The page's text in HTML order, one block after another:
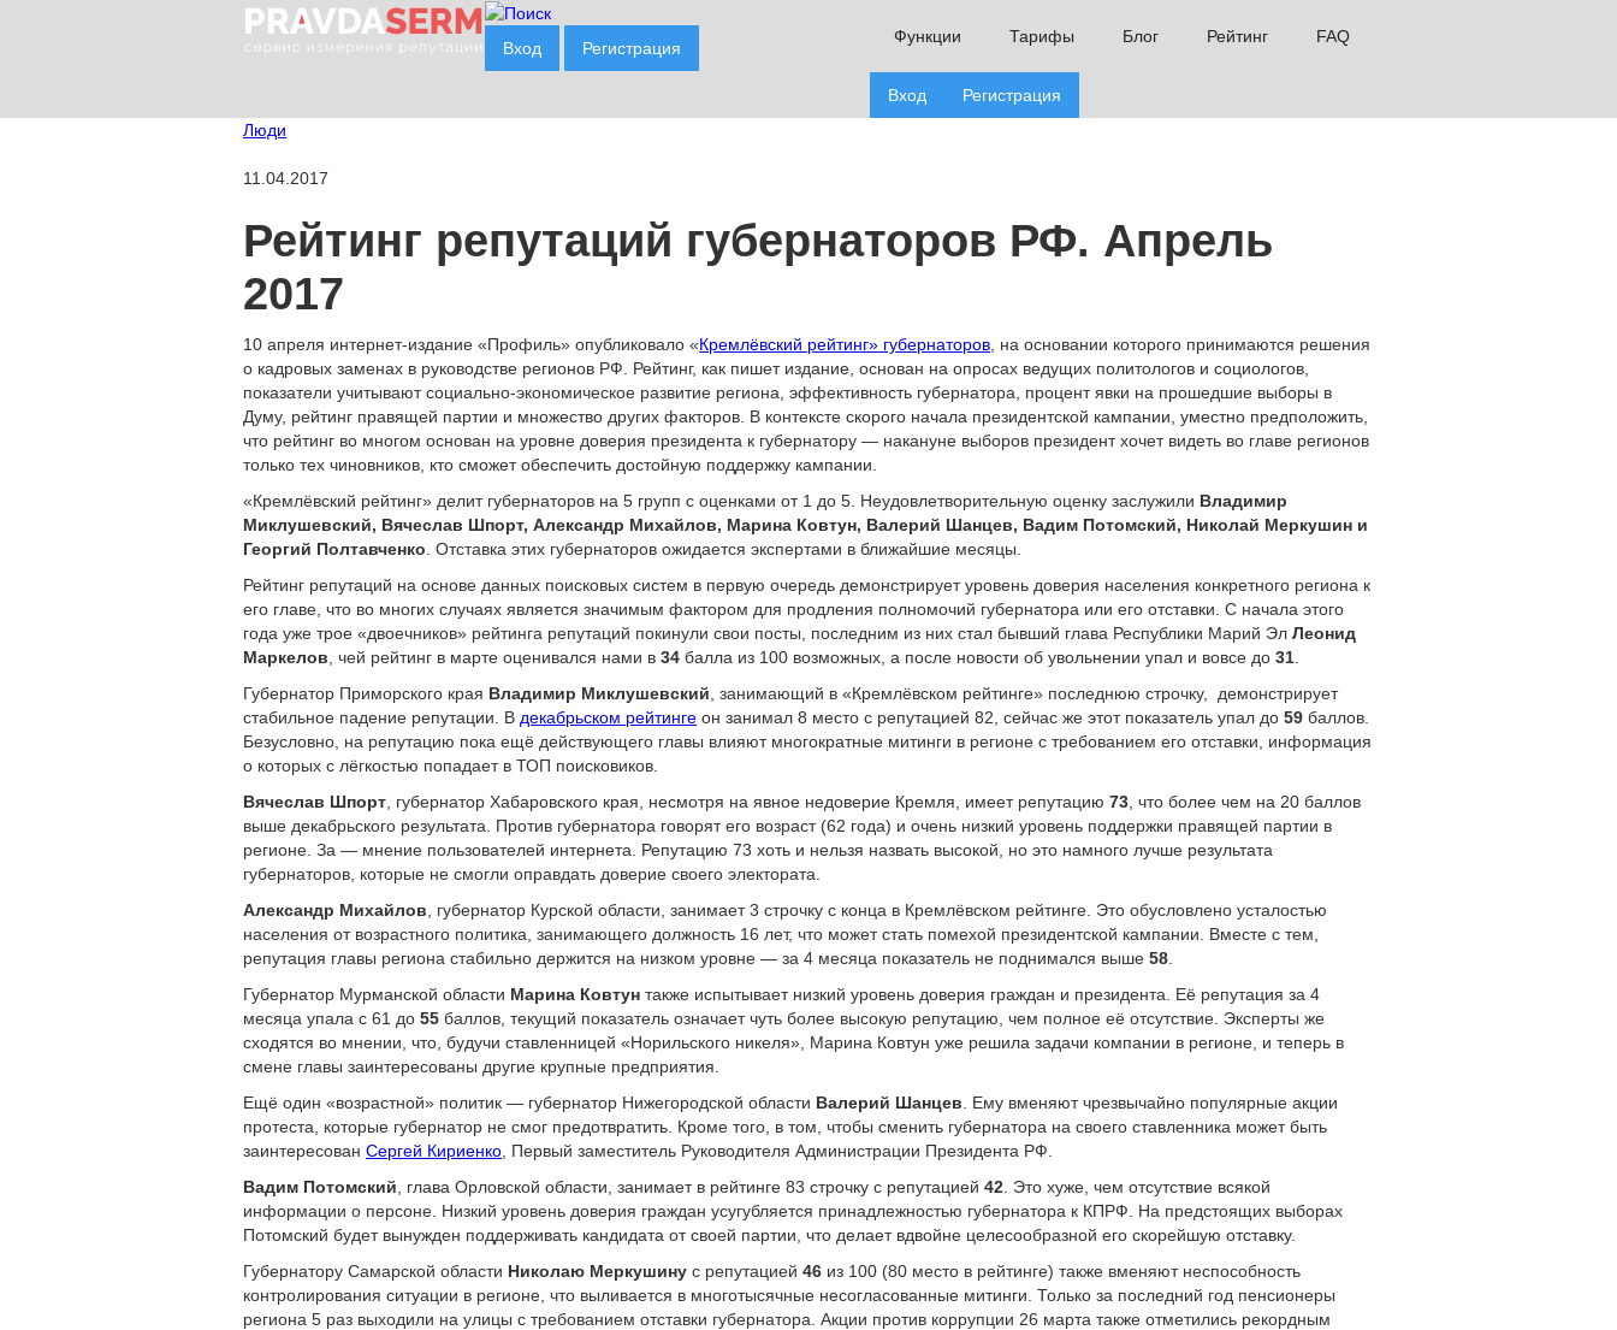
Функции Тарифы Блог Рейтинг FAQ
Вход Регистрация
Вход Регистрация
Люди
11.04.2017
Рейтинг репутаций губернаторов РФ. Апрель
2017
10 апреля интернет-издание «Профиль» опубликовало «Кремлёвский рейтинг» губернаторов , на основании которого принимаются решения
о кадровых заменах в руководстве регионов РФ. Рейтинг, как пишет издание, основан на опросах ведущих политологов и социологов,
показатели учитывают социально-экономическое развитие региона, эффективность губернатора, процент явки на прошедшие выборы в
Думу, рейтинг правящей партии и множество других факторов. В контексте скорого начала президентской кампании, уместно предположить,
что рейтинг во многом основан на уровне доверия президента к губернатору — накануне выборов президент хочет видеть во главе регионов
только тех чиновников, кто сможет обеспечить достойную поддержку кампании.
«Кремлёвский рейтинг» делит губернаторов на 5 групп с оценками от 1 до 5. Неудовлетворительную оценку заслужили Владимир
Миклушевский, Вячеслав Шпорт, Александр Михайлов, Марина Ковтун, Валерий Шанцев, Вадим Потомский, Николай Меркушин и
Георгий Полтавченко . Отставка этих губернаторов ожидается экспертами в ближайшие месяцы.
Рейтинг репутаций на основе данных поисковых систем в первую очередь демонстрирует уровень доверия населения конкретного региона к
его главе, что во многих случаях является значимым фактором для продления полномочий губернатора или его отставки. С начала этого
года уже трое «двоечников» рейтинга репутаций покинули свои посты, последним из них стал бывший глава Республики Марий Эл Леонид
Маркелов , чей рейтинг в марте оценивался нами в 34 балла из 100 возможных, а после новости об увольнении упал и вовсе до 31
Губернатор Приморского края Владимир Миклушевский , занимающий в «Кремлёвском рейтинге» последнюю строчку, демонстрирует
стабильное падение репутации. В декабрьском рейтинге он занимал 8 место с репутацией 82, сейчас же этот показатель упал до 59 баллов.
Безусловно, на репутацию пока ещё действующего главы влияют многократные митинги в регионе с требованием его отставки, информация
о которых с лёгкостью попадает в ТОП поисковиков.
Вячеслав Шпорт , губернатор Хабаровского края, несмотря на явное недоверие Кремля, имеет репутацию 73 , что более чем на 20 баллов
выше декабрьского результата. Против губернатора говорят его возраст (62 года) и очень низкий уровень поддержки правящей партии в
регионе. За — мнение пользователей интернета. Репутацию 73 хоть и нельзя назвать высокой, но это намного лучше результата
губернаторов, которые не смогли оправдать доверие своего электората.
Александр Михайлов , губернатор Курской области, занимает 3 строчку с конца в Кремлёвском рейтинге. Это обусловлено усталостью
населения от возрастного политика, занимающего должность 16 лет, что может стать помехой президентской кампании. Вместе с тем,
репутация главы региона стабильно держится на низком уровне — за 4 месяца показатель не поднимался выше 58
Губернатор Мурманской области Марина Ковтун также испытывает низкий уровень доверия граждан и президента. Её репутация за 4
месяца упала с 61 до 55 баллов, текущий показатель означает чуть более высокую репутацию, чем полное её отсутствие. Эксперты же
сходятся во мнении, что, будучи ставленницей «Норильского никеля», Марина Ковтун уже решила задачи компании в регионе, и теперь в
смене главы заинтересованы другие крупные предприятия.
Ещё один «возрастной» политик — губернатор Нижегородской области Валерий Шанцев . Ему вменяют чрезвычайно популярные акции
протеста, которые губернатор не смог предотвратить. Кроме того, в том, чтобы сменить губернатора на своего ставленника может быть
заинтересован Сергей Кириенко , Первый заместитель Руководителя Администрации Президента РФ.
Вадим Потомский , глава Орловской области, занимает в рейтинге 83 строчку с репутацией 42 . Это хуже, чем отсутствие всякой
информации о персоне. Низкий уровень доверия граждан усугубляется принадлежностью губернатора к КПРФ. На предстоящих выборах
Потомский будет вынужден поддерживать кандидата от своей партии, что делает вдвойне целесообразной его скорейшую отставку.
Губернатору Самарской области Николаю Меркушину с репутацией 46 из 100 (80 место в рейтинге) также вменяют неспособность
контролирования ситуации в регионе, что выливается в многотысячные несогласованные митинги. Только за последний год пенсионеры
региона 5 раз выходили на улицы с требованием отставки губернатора. Акции против коррупции 26 марта также отметились рекордным